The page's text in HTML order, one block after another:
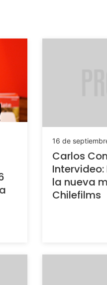
16 de
Carlos
la nueva
Chilefilms